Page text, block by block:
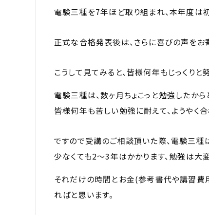
電験三種を7年ほど取り組まれ、本年度は
正式な合格発表後は、さらに喜びの声をお
こうして見てみると、皆様何年もじっくり
電験三種は、数ヶ月ちょこっと勉強したか
皆様何年も苦しい勉強に耐えて、ようやく
ですので受講のご相談頂いた際、電験三種
少なくても2～3年はかかります、勉強は大
それだけの時間とお金(参考書代や講習費
ればと思います。